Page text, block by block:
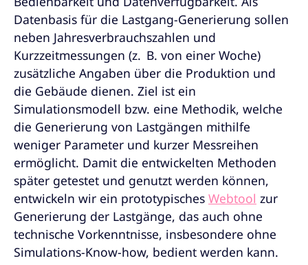
Datenbasis für die Lastgang-Generierung sollen
neben Jahresverbrauchszahlen und
Kurzzeitmessungen (z. B. von einer Woche)
zusätzliche Angaben über die Produktion und
die Gebäude dienen. Ziel ist ein
Simulationsmodell bzw. eine Methodik, welche
die Generierung von Lastgängen mithilfe
weniger Parameter und kurzer Messreihen
ermöglicht. Damit die entwickelten Methoden
später getestet und genutzt werden können,
entwickeln wir ein prototypisches Webtool zur
Generierung der Lastgänge, das auch ohne
technische Vorkenntnisse, insbesondere ohne
Simulations-Know-how, bedient werden kann.